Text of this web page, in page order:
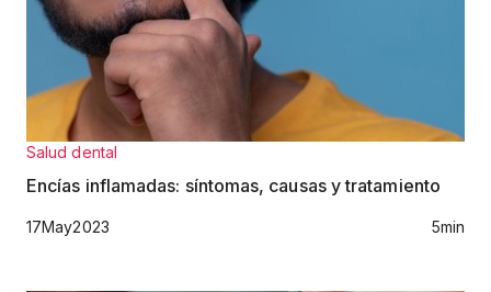
Salud dental
Encías inflamadas: síntomas, causas y tratamiento
17May2023 5min